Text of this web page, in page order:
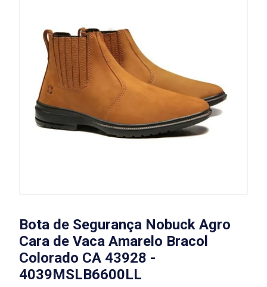
Bota de Segurança Nobuck Agro
Cara de Vaca Amarelo Bracol
Colorado CA 43928 -
4039MSLB6600LL